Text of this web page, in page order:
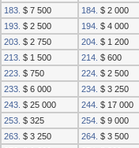
183. $ 7 500 184. $ 2 000
193. $ 2 500 194. $ 4 000
203. $ 2 750 204. $ 1 200
213. $ 1 500 214. $ 600
223. $ 750 224. $ 2 500
233. $ 6 000 234. $ 3 250
243. $ 25 000 244. $ 17 000
253. $ 325 254. $ 9 000
263. $ 3 250 264. $ 3 500